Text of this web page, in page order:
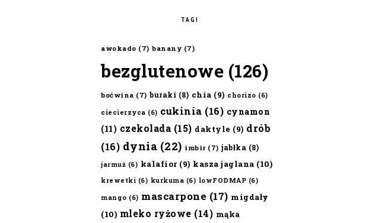
TAGI
awokado (7) banany (7)
bezglutenowe (126)
boćwina (7) buraki (8) chia (9) chorizo (6)
ciecierzyca (6) cukinia (16) cynamon
(11) czekolada (15) daktyle (9) drób
(16) dynia (22) imbir (7) jabłka (8)
jarmuż (6) kalafior(9) kasza jaglana (10)
krewetki (6) kurkuma (6) lowFODMAP (6)
mango (6) mascarpone (17) migdały
(10) mleko ryżowe (14) mąka